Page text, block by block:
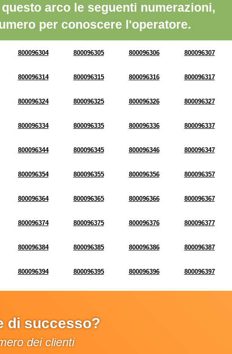
arco le seguenti numerazioni,
per conoscere l'operatore.
800096304 800096305 800096306 800096307
800096314 800096315 800096316 800096317
800096324 800096325 800096326 800096327
800096334 800096335 800096336 800096337
800096344 800096345 800096346 800096347
800096354 800096355 800096356 800096357
800096364 800096365 800096366 800096367
800096374 800096375 800096376 800096377
800096384 800096385 800096386 800096387
800096394 800096395 800096396 800096397
di successo?
dei clienti